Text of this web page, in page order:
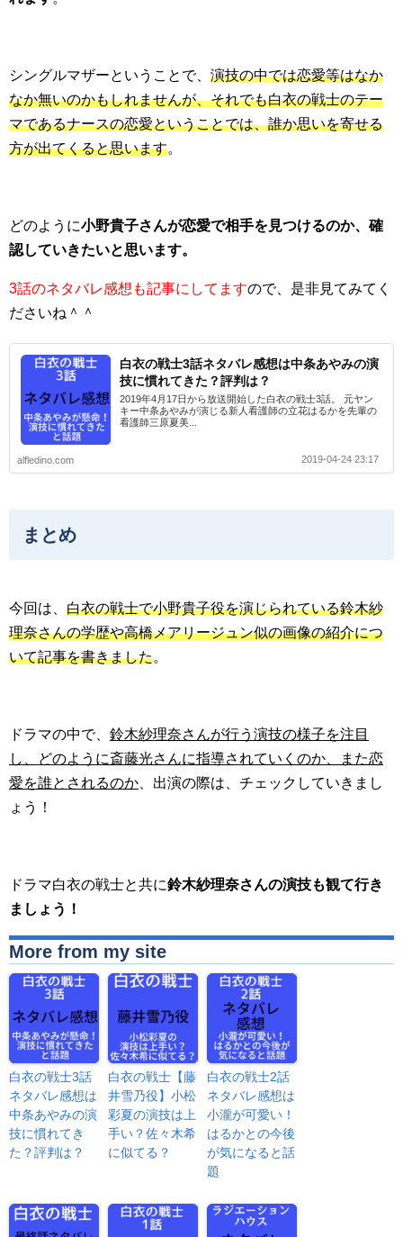
シングルマザーということで、 演技の中では恋愛等はなか
なか無いのかもしれませんが、それでも白衣の戦士のテー
マであるナースの恋愛ということでは、誰か思いを寄せる
方が出てくると思います。
どのように小野貴子さんが恋愛で相手を見つけるのか、確
認していきたいと思います。
3話のネタバレ感想も記事にしてますので、是非見てみてく
ださいね＾＾
白衣の戦士3話ネタバレ感想は中条あやみの演
技に慣れてきた？評判は？
2019年4月17日から放送開始した白衣の戦士3話。 元ヤン
キー中条あやみが演じる新人看護師の立花はるかを先輩の
看護師三原夏美...
alfledino.com 2019-04-24 23:17
まとめ
今回は、 白衣の戦士で小野貴子役を演じられている鈴木紗
理奈さんの学歴や高橋メアリージュン似の画像の紹介につ
いて記事を書きました。
ドラマの中で、 鈴木紗理奈さんが行う演技の様子を注目
し、どのように斎藤光さんに指導されていくのか、また恋
愛を誰とされるのか 、出演の際は、チェックしていきまし
ょう！
ドラマ白衣の戦士と共に鈴木紗理奈さんの演技も観て行き
ましょう！
More from my site
白衣の戦士3話
ネタバレ感想は
中条あやみの演
技に慣れてき
た？評判は？
白衣の戦士【藤
井雪乃役】小松
彩夏の演技は上
手い？佐々木希
に似てる？
白衣の戦士2話
ネタバレ感想は
小瀧が可愛い！
はるかとの今後
が気になると話
題